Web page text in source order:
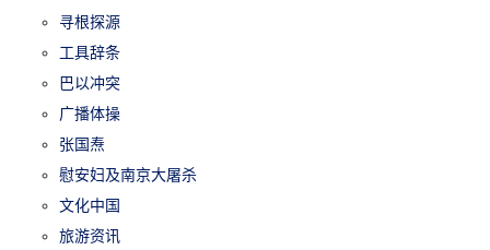
寻根探源
工具辞条
巴以冲突
广播体操
张国焘
慰安妇及南京大屠杀
文化中国
旅游资讯